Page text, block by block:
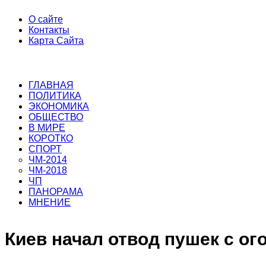
О сайте
Контакты
Карта Сайта
ГЛАВНАЯ
ПОЛИТИКА
ЭКОНОМИКА
ОБЩЕСТВО
В МИРЕ
КОРОТКО
СПОРТ
ЧМ-2014
ЧМ-2018
ЧП
ПАНОРАМА
МНЕНИЕ
Киев начал отвод пушек с